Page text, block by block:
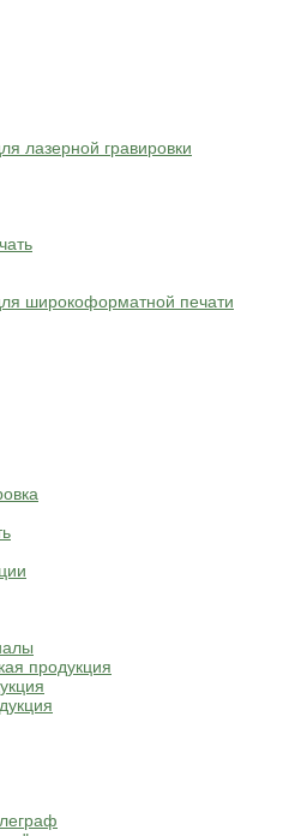
лазерной гравировки
широкоформатной печати
продукция